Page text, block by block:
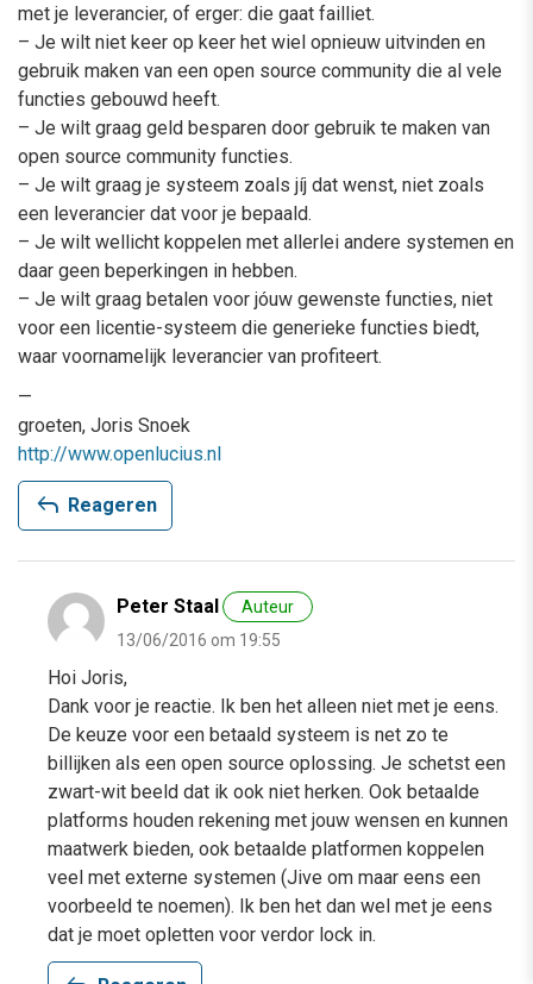
met je leverancier, of erger: die gaat failliet.
– Je wilt niet keer op keer het wiel opnieuw uitvinden en
gebruik maken van een open source community die al vele
functies gebouwd heeft.
– Je wilt graag geld besparen door gebruik te maken van
open source community functies.
– Je wilt graag je systeem zoals jíj dat wenst, niet zoals
een leverancier dat voor je bepaald.
– Je wilt wellicht koppelen met allerlei andere systemen en
daar geen beperkingen in hebben.
– Je wilt graag betalen voor jóuw gewenste functies, niet
voor een licentie-systeem die generieke functies biedt,
waar voornamelijk leverancier van profiteert.
—
groeten, Joris Snoek
http://www.openlucius.nl
reply Reageren
Peter Staal
Auteur
13/06/2016 om 19:55
Hoi Joris,
Dank voor je reactie. Ik ben het alleen niet met je eens.
De keuze voor een betaald systeem is net zo te
billijken als een open source oplossing. Je schetst een
zwart-wit beeld dat ik ook niet herken. Ook betaalde
platforms houden rekening met jouw wensen en kunnen
maatwerk bieden, ook betaalde platformen koppelen
veel met externe systemen (Jive om maar eens een
voorbeeld te noemen). Ik ben het dan wel met je eens
dat je moet opletten voor verdor lock in.